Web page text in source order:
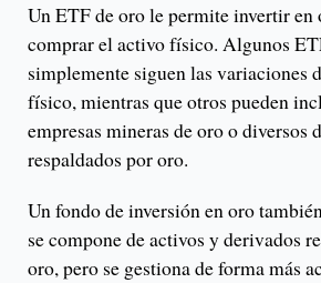
Un ETF de oro le permite invertir en
comprar el activo físico. Algunos
simplemente siguen las variaciones
físico, mientras que otros pueden
empresas mineras de oro o diversos
respaldados por oro.
Un fondo de inversión en oro
se compone de activos y derivados
oro, pero se gestiona de forma más